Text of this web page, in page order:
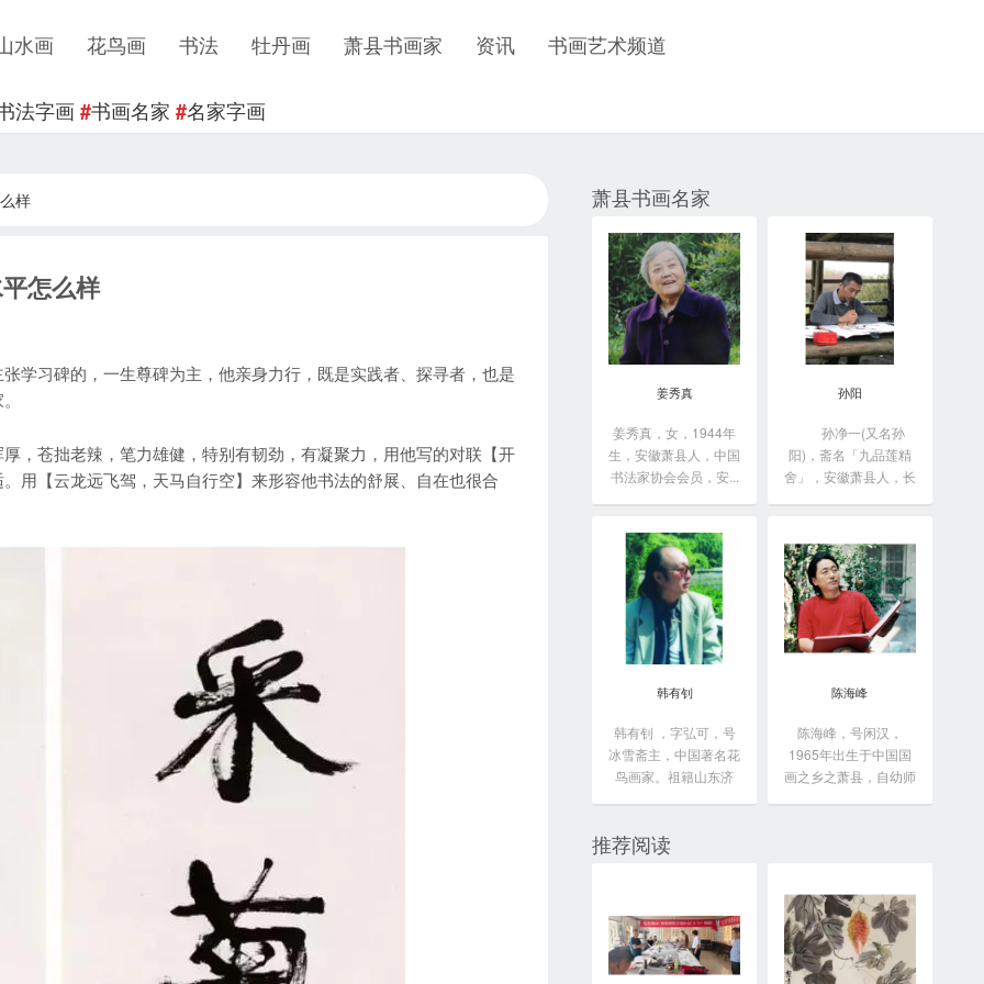
水画 花鸟画 书法 牡丹画 萧县书画家 资讯 书画艺术频道
法字画#书画名家 #名家字画
样
怎么样
习碑的，一生尊碑为主，他亲身力行，既是实践者、探寻者，也是
苍拙老辣，笔力雄健，特别有韧劲，有凝聚力，用他写的对联【开
用【云龙远飞驾，天马自行空】来形容他书法的舒展、自在也很合
萧县书画名家
姜秀真
姜秀真，女，1944年
生，安徽萧县人，中国
书法家协会会员，安...
孙阳
孙净一(又名孙
阳)，斋名「九品莲精
舍」，安徽萧县人，长
韩有钊
韩有钊 ，字弘可，号
冰雪斋主，中国著名花
鸟画家。祖籍山东济
陈海峰
陈海峰，号闲汉，
1965年出生于中国国
画之乡之萧县，自幼师
推荐阅读